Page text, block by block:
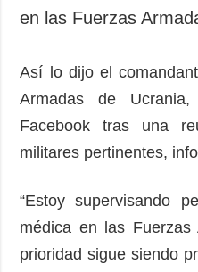
en las Fuerzas
Así lo dijo el
Armadas de
Facebook tras una
militares pertinentes,
“Estoy supervisando
médica en las
prioridad sigue siendo